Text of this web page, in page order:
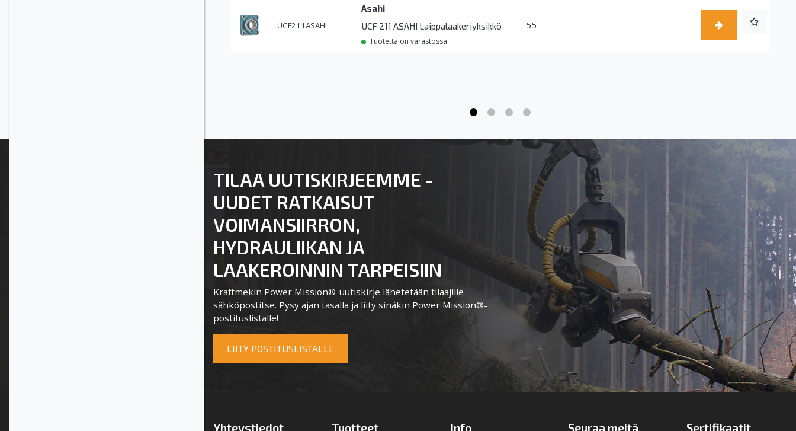
UCF211ASAHI
Asahi
UCF 211 ASAHI Laippalaakeriyksikkö
Tuotetta on varastossa
55
TILAA UUTISKIRJEEMME -
UUDET RATKAISUT
VOIMANSIIRRON,
HYDRAULIIKAN JA
LAAKEROINNIN TARPEISIIN
Kraftmekin Power Mission®-uutiskirje lähetetään tilaajille
sähköpostitse. Pysy ajan tasalla ja liity sinäkin Power Mission®-
postituslistalle!
LIITY POSTITUSLISTALLE
Yhteystiedot Tuotteet Info Seuraa meitä Sertifikaatit